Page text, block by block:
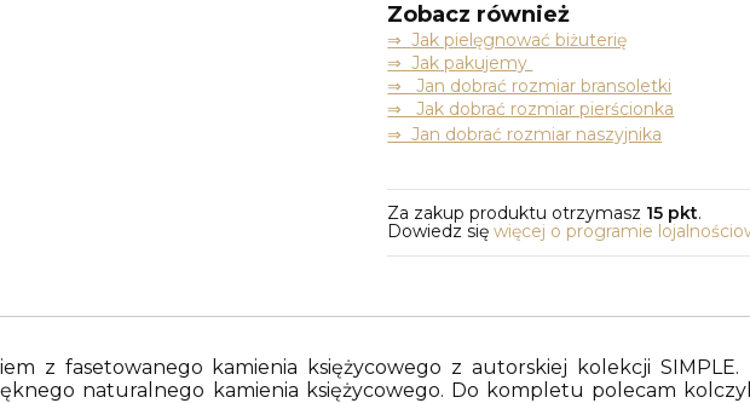
Zobacz również
⇒Jak pielęgnować biżuterię
⇒ Jak pakujemy
⇒ Jan dobrać rozmiar bransoletki
⇒ Jak dobrać rozmiar pierścionka
⇒ Jan dobrać rozmiar naszyjnika
Za zakup produktu otrzymasz 15 pkt.
Dowiedz sięwięcej o programie
z fasetowanego kamienia księżycowego z autorskiej kolekcji SIMPLE.
naturalnego kamienia księżycowego. Do kompletu polecam